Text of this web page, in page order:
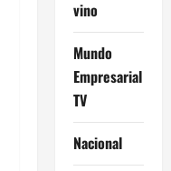
vino
Mundo
Empresarial
TV
Nacional